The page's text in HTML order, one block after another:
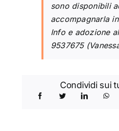
sono disponibili
accompagnarla
Info e adozione
9537675
Condividi sui